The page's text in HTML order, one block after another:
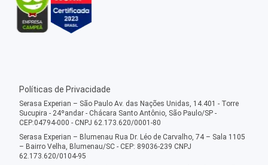
Políticas de Privacidade
Serasa Experian – São Paulo Av. das Nações Unidas, 14.401 - Torre
Sucupira - 24ºandar - Chácara Santo Antônio, São Paulo/SP -
CEP:04794-000 - CNPJ 62.173.620/0001-80
Serasa Experian – Blumenau Rua Dr. Léo de Carvalho, 74 – Sala 1105
– Bairro Velha, Blumenau/SC - CEP: 89036-239 CNPJ
62.173.620/0104-95